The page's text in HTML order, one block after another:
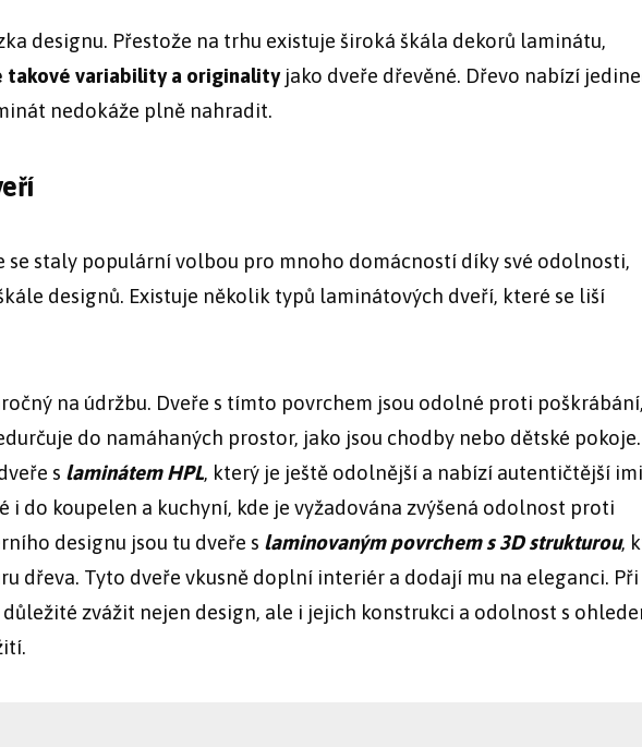
designu. Přestože na trhu existuje široká škála dekorů laminátu,
takové variability a originalityjako dveře dřevěné. Dřevo nabízí
nedokáže plně nahradit.
se staly populární volbou pro mnoho domácností díky své odolnosti,
designů. Existuje několik typů laminátových dveří, které se liší
na údržbu. Dveře s tímto povrchem jsou odolné proti poškrábání,
do namáhaných prostor, jako jsou chodby nebo dětské
s laminátem HPL, který je ještě odolnější a nabízí autentičtější
i do koupelen a kuchyní, kde je vyžadována zvýšená odolnost proti
designu jsou tu dveře s laminovaným povrchem s 3D strukturou,
dřeva. Tyto dveře vkusně doplní interiér a dodají mu na eleganci. Při
zvážit nejen design, ale i jejich konstrukci a odolnost s